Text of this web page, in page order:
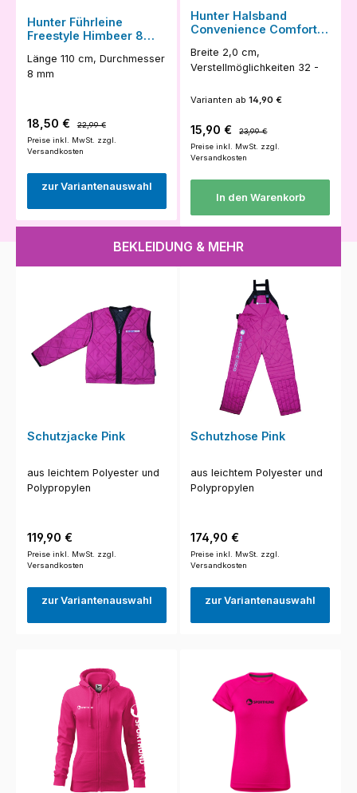
Hunter Führleine
Freestyle Himbeer 8
Länge 110 cm, Durchmesser
8 mm
Verkaufspreis:
18,50 € Regulärer Preis:
22,99 €
Preise inkl. MwSt. zzgl.
Versandkosten
zur Variantenauswahl
Hunter Halsband
Convenience Comfort
Breite 2,0 cm,
Verstellmöglichkeiten 32 -
Varianten ab 14,90 €
Verkaufspreis:
15,90 € Regulärer Preis:
23,99 €
Preise inkl. MwSt. zzgl.
Versandkosten
In den Warenkorb
BEKLEIDUNG & MEHR
Schutzjacke Pink
aus leichtem Polyester und
Polypropylen
Regulärer Preis:
119,90 €
Preise inkl. MwSt. zzgl.
Versandkosten
zur Variantenauswahl
Schutzhose Pink
aus leichtem Polyester und
Polypropylen
Regulärer Preis:
174,90 €
Preise inkl. MwSt. zzgl.
Versandkosten
zur Variantenauswahl